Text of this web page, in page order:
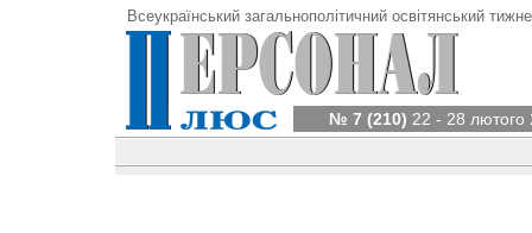
Всеукраїнський загальнополітичний освітянський
№ 7 (210) 22 - 28 лютого